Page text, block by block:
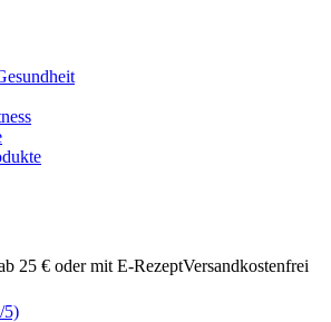
25 € oder mit E-RezeptVersandkostenfrei
5)